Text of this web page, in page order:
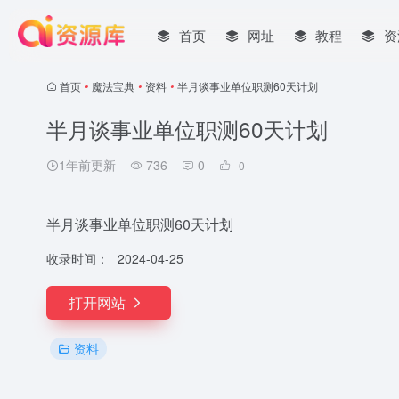
首页 网址 教程
首页 • 魔法宝典 • 资料 • 半月谈事业单位职测60天计划
半月谈事业单位职测60天计划
1年前更新 736 0 0
半月谈事业单位职测60天计划
收录时间： 2024-04-25
打开网站
资料